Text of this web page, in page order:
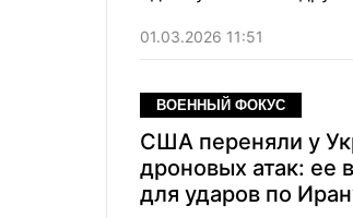
01.03.2026 11:51
ВОЕННЫЙ ФОКУС
США переняли у
дроновых атак: ее
для ударов по